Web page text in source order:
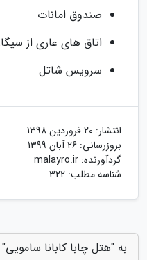
صندوق امانات
اتاق های عاری از
سرویس شاتل
انتشار: 20 فروردین 1398
بروزرسانی: 26 آبان 1399
گردآورنده: malayro.ir
شناسه مطلب: 322
به "هتل چابا کابانا